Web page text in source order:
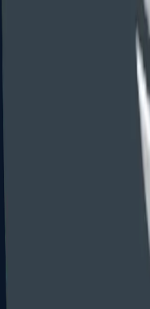
递交前会核查优先权文
IDS 风险和美国权利要
标准路径可选择打包价
RCE、上诉或特殊程序